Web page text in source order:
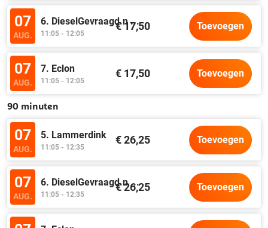
07
AUG.
6. DieselGevraagd.n...
11:05 - 12:05
€ 17,50 Toevoegen
07
AUG.
7. Eclon
11:05 - 12:05
€ 17,50 Toevoegen
90 minuten
07
AUG.
5. Lammerdink
11:05 - 12:35
€ 26,25 Toevoegen
07
AUG.
6. DieselGevraagd.n...
11:05 - 12:35
€ 26,25 Toevoegen